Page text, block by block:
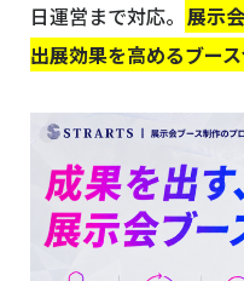
日運営まで対応。 展示
出展効果を高めるブー